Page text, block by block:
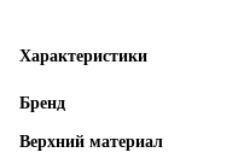
Характеристики
Бренд
Верхний материал